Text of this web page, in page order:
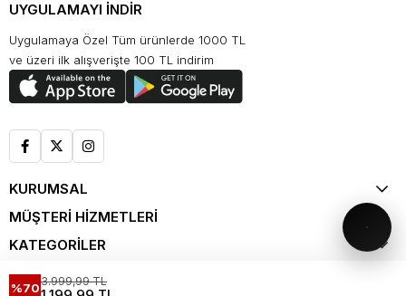
UYGULAMAYI İNDİR
Uygulamaya Özel Tüm ürünlerde 1000 TL
ve üzeri ilk alışverişte 100 TL indirim
KURUMSAL
MÜŞTERİ HİZMETLERİ
KATEGORİLER
ALIŞVERİŞ
%703.999,99 TL